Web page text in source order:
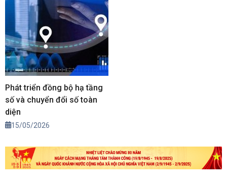
Phát triển đồng bộ hạ tầng
số và chuyển đổi số toàn
diện
15/05/2026